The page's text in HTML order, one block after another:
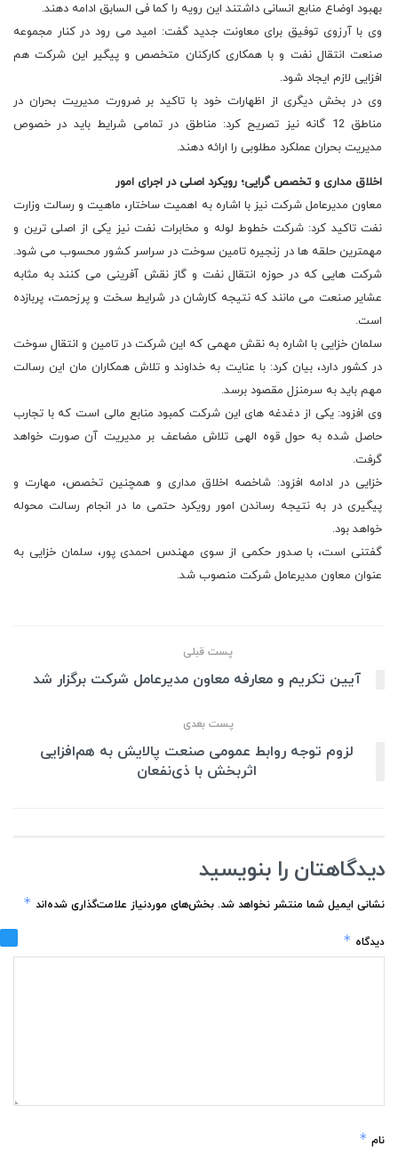
بهبود اوضاع منابع انسانی داشتند این رویه را کما فی السابق ادامه دهند.
وی با آرزوی توفیق برای معاونت جدید گفت: امید می رود در کنار مجموعه
صنعت انتقال نفت و با همکاری کارکنان متخصص و پیگیر این شرکت هم
افزایی لازم ایجاد شود.
وی در بخش دیگری از اظهارات خود با تاکید بر ضرورت مدیریت بحران در
مناطق 12 گانه نیز تصریح کرد: مناطق در تمامی شرایط باید در خصوص
مدیریت بحران عملکرد مطلوبی را ارائه دهند.
اخلاق مداری و تخصص گرایی؛ رویکرد اصلی در اجرای امور
معاون مدیرعامل شرکت نیز با اشاره به اهمیت ساختار، ماهیت و رسالت وزارت
نفت تاکید کرد: شرکت خطوط لوله و مخابرات نفت نیز یکی از اصلی ترین و
مهمترین حلقه ها در زنجیره تامین سوخت در سراسر کشور محسوب می شود.
شرکت هایی که در حوزه انتقال نفت و گاز نقش آفرینی می کنند به مثابه
عشایر صنعت می مانند که نتیجه کارشان در شرایط سخت و پرزحمت، پربازده
است.
سلمان خزایی با اشاره به نقش مهمی که این شرکت در تامین و انتقال سوخت
در کشور دارد، بیان کرد: با عنایت به خداوند و تلاش همکاران مان این رسالت
مهم باید به سرمنزل مقصود برسد.
وی افزود: یکی از دغدغه های این شرکت کمبود منابع مالی است که با تجارب
حاصل شده به حول قوه الهی تلاش مضاعف بر مدیریت آن صورت خواهد
گرفت.
خزایی در ادامه افزود: شاخصه اخلاق مداری و همچنین تخصص، مهارت و
پیگیری در به نتیجه رساندن امور رویکرد حتمی ما در انجام رسالت محوله
خواهد بود.
گفتنی است، با صدور حکمی از سوی مهندس احمدی پور، سلمان خزایی به
عنوان معاون مدیرعامل شرکت منصوب شد.
پست قبلی
آیین تکریم و معارفه معاون مدیرعامل شرکت برگزار شد
پست بعدی
لزوم توجه روابط عمومی صنعت پالایش به هم‌افزایی
اثربخش با ذی‌نفعان
دیدگاهتان را بنویسید
نشانی ایمیل شما منتشر نخواهد شد. بخش‌های موردنیاز علامت‌گذاری شده‌اند *
دیدگاه *
نام *